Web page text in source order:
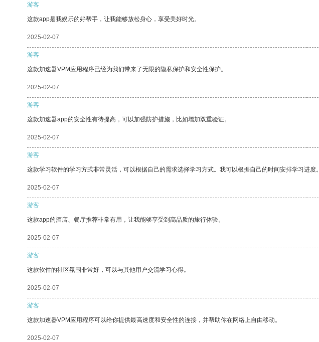
游客
这款app是我娱乐的好帮手，让我能够放松身心，享受美好时光。
2025-02-07
游客
这款加速器VPM应用程序已经为我们带来了无限的隐私保护和安全性保护。
2025-02-07
游客
这款加速器app的安全性有待提高，可以加强防护措施，比如增加双重验证。
2025-02-07
游客
这款学习软件的学习方式非常灵活，可以根据自己的需求选择学习方式。我可以根据自己的时间安排学习进度。
2025-02-07
游客
这款app的酒店、餐厅推荐非常有用，让我能够享受到高品质的旅行体验。
2025-02-07
游客
这款软件的社区氛围非常好，可以与其他用户交流学习心得。
2025-02-07
游客
这款加速器VPM应用程序可以给你提供最高速度和安全性的连接，并帮助你在网络上自由移动。
2025-02-07